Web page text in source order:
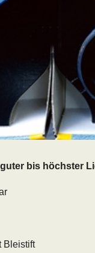
bis höchster
Bleistift